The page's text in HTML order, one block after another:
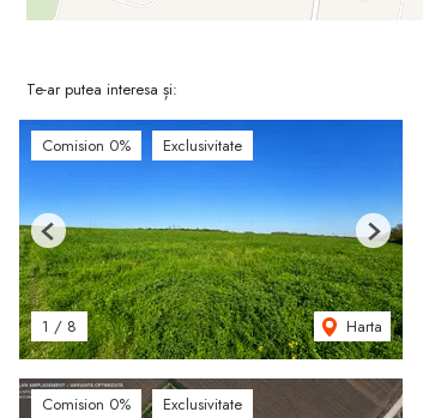
Te-ar putea interesa și:
Comision 0% Exclusivitate
1 / 8 Harta
Previous Next
Comision 0% Exclusivitate